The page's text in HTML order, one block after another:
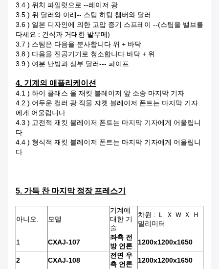
3.4 ) 위치 파일럿으로 --레이저 광
3.5 ) 위 달러와 아래-- 스팀 히팅 챔버와 달러
3.6 ) 일본 디자인에 의한 고압 증기 스프레이 --(스팀을 밸브를
다세요 : 건식과 거대한 발우메)
3.7 ) 스팀은 다음을 분사합니다 위 + 바닥
3.8 ) 다음을 진공기기로 청소합니다 바닥 + 위
3.9 ) 여분 난방과 상부 달러--- 파이프
4. 기계의 애플리케이션
4.1 ) 하이 클래스 울 재킷 블레이저 앞 소송 마지막 기자
4.2 ) 어두운 컬러 광 직물 쟈켓 블레이저 폰트는 마지막 기자
에게 어울립니다
4.3 ) 고전적 재킷 블레이저 폰트는 마지막 기자에게 어울립니
다
4.4 ) 형식적 재킷 블레이저 폰트는 마지막 기자에게 어울립니
다
5. 가득 찬 마지막 정장 프레스기
아니오. 모델
기계에
대한 기
술
차원 : Ｌ Ｘ Ｗ Ｘ Ｈ
밀리미터
1 CXAJ-107
좌측 전
방 언론
1200x1200x1650
2 CXAJ-108
전면 우
측 언론
1200x1200x1650